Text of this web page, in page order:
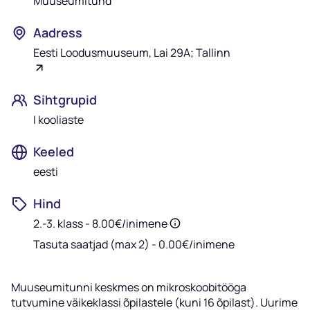
Aadress
Eesti Loodusmuuseum, Lai 29A; Tallinn
Sihtgrupid
I kooliaste
Keeled
eesti
Hind
2.-3. klass - 8.00€/inimene
Tasuta saatjad (max 2) - 0.00€/inimene
Muuseumitunni keskmes on mikroskoobitööga
tutvumine väikeklassi õpilastele (kuni 16 õpilast). Uurime